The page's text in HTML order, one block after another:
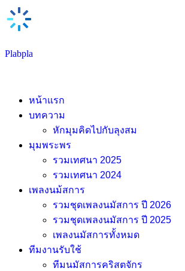
Skip
Plabpla
หน้าแรก
บทความ
หักมุมคิดไปกับลุงสม
มุมพระพร
รวมเทศนา 2025
รวมเทศนา 2024
เพลงนม้สการ
รวมชุดเพลงนมัสการ ปี 2026
รวมชุดเพลงนมัสการ ปี 2025
เพลงนมัสการทั้งหมด
ทีมงานรับใช้
ทีมนมัสการคริสตจักร